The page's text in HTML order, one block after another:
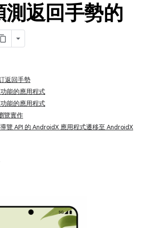
測返回手勢的
返回手勢
能的應用程式
能的應用程式
覽實作
覽 API 的 AndroidX 應用程式遷移至 AndroidX